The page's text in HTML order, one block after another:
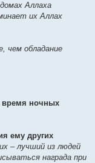
Аллаха
их Аллах
чем обладание
время ночных
ему других
– лучший из людей
награда при